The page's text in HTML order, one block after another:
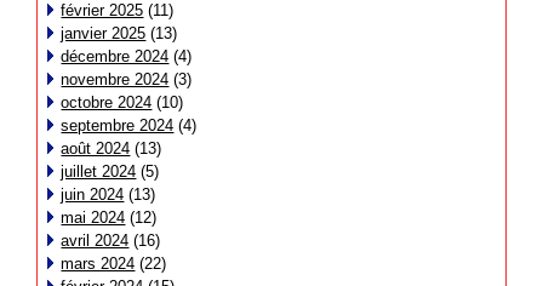
février 2025 (11)
janvier 2025 (13)
décembre 2024 (4)
novembre 2024 (3)
octobre 2024 (10)
septembre 2024 (4)
août 2024 (13)
juillet 2024 (5)
juin 2024 (13)
mai 2024 (12)
avril 2024 (16)
mars 2024 (22)